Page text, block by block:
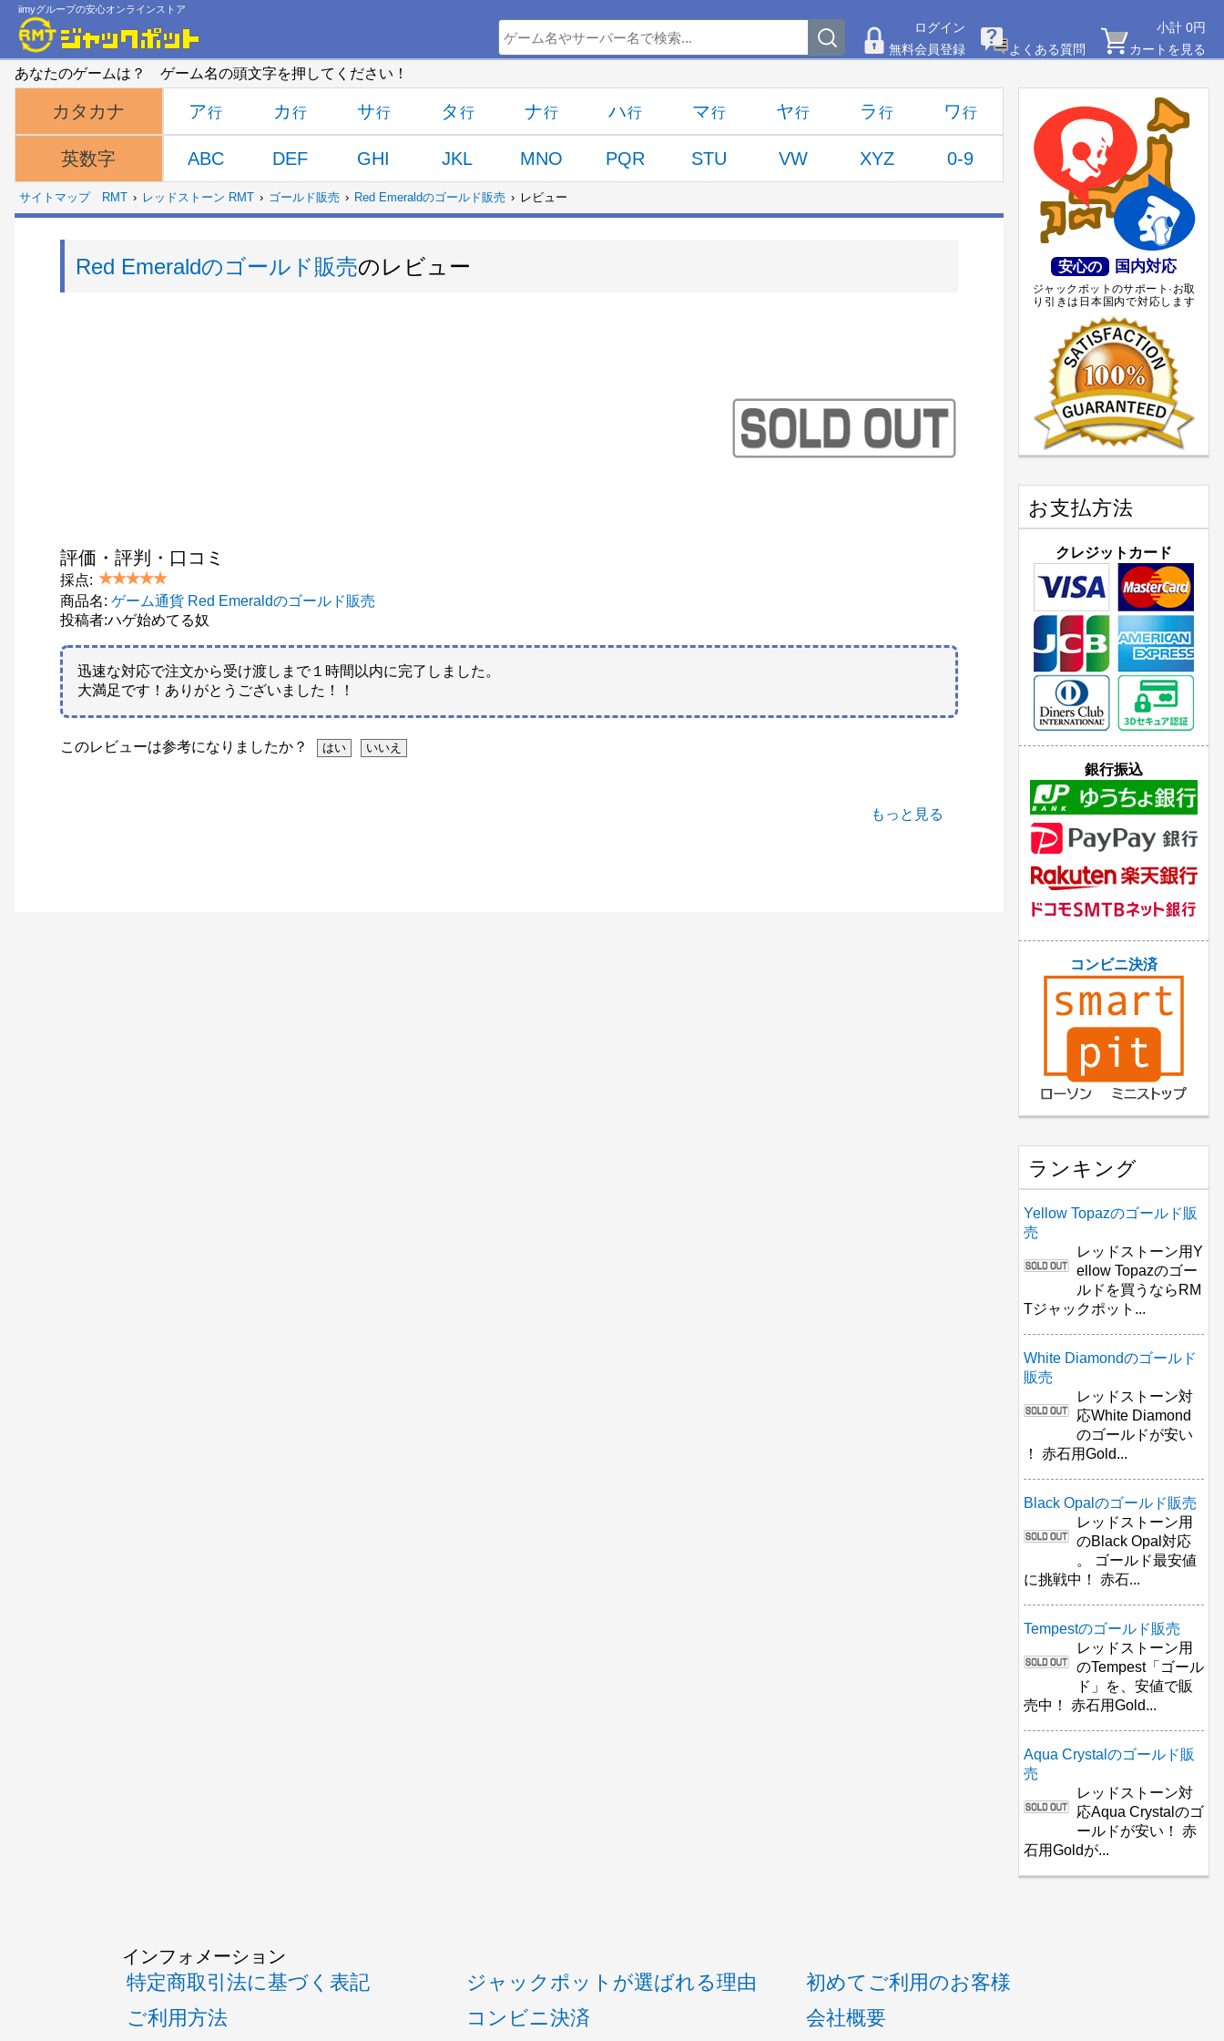
iimyグループの安心オンラインストア
ログイン
無料会員登録
よくある質問
小計 0円
カートを見る
あなたのゲームは？ ゲーム名の頭文字を押してください！
カタカナ
英数字
ア カ サ タ ナ ハ マ ヤ ラ ワ
ABC DEF GHI JKL MNO PQR STU VW XYZ 0-9
サイトマップ RMT レッドストーン RMT ゴールド販売 Red Emeraldのゴールド販売 レビュー
Red Emeraldのゴールド販売のレビュー
評価・評判・口コミ
採点:
商品名: ゲーム通貨 Red Emeraldのゴールド販売
投稿者:ハゲ始めてる奴
迅速な対応で注文から受け渡しまで１時間以内に完了しました。
大満足です！ありがとうございました！！
このレビューは参考になりましたか？
もっと見る
安心の 国内対応
ジャックポットのサポート·お取
り引きは日本国内で対応します
お支払方法
クレジットカード
銀行振込
コンビニ決済
ランキング
Yellow Topazのゴールド販
売
レッドストーン用Y
ellow Topazのゴー
ルドを買うならRM
Tジャックポット...
White Diamondのゴールド
販売
レッドストーン対
応White Diamond
のゴールドが安い
！ 赤石用Gold...
Black Opalのゴールド販売
レッドストーン用
のBlack Opal対応
。 ゴールド最安値
に挑戦中！ 赤石...
Tempestのゴールド販売
レッドストーン用
のTempest「ゴール
ド」を、安値で販
売中！ 赤石用Gold...
Aqua Crystalのゴールド販
売
レッドストーン対
応Aqua Crystalのゴ
ールドが安い！ 赤
石用Goldが...
インフォメーション
特定商取引法に基づく表記 ジャックポットが選ばれる理由
初めてご利用のお客様
ご利用方法
コンビニ決済 会社概要